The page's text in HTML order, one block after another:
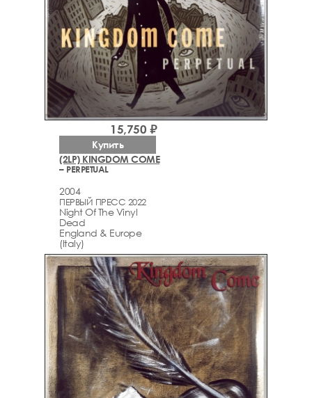
(2LP) KINGDOM COME
– PERPETUAL
2004
ПЕРВЫЙ ПРЕСС 2022
Night Of The Vinyl
Dead
England & Europe
(Italy)
15,750 ₽
Купить